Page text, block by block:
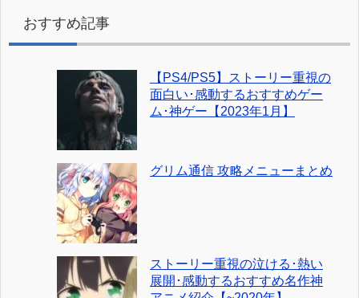
おすすめ記事
【PS4/PS5】ストーリー重視の
面白い･感動するおすすめゲー
ム･神ゲー【2023年1月】
グリム通信 攻略メニューまとめ
ストーリー重視の泣ける･熱い
展開･感動するおすすめ名作神